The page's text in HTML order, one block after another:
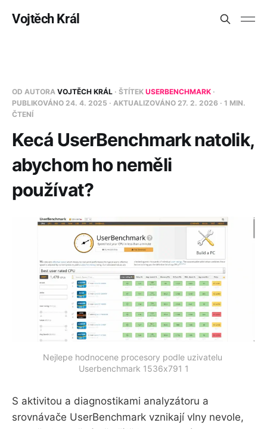
Vojtěch Král
OD AUTORA VOJTĚCH KRÁL · ŠTÍTEK USERBENCHMARK ·
PUBLIKOVÁNO 24. 4. 2025 · AKTUALIZOVÁNO 27. 2. 2026 · 1 MIN.
ČTENÍ
Kecá UserBenchmark natolik,
abychom ho neměli
používat?
Nejlepe hodnocene procesory podle uzivatelu
Userbenchmark 1536x791 1
S aktivitou a diagnostikami analyzátoru a
srovnávače UserBenchmark vznikají vlny nevole,